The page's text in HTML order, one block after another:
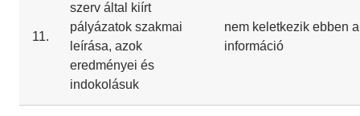
11.
szerv által kiírt
pályázatok szakmai
leírása, azok
eredményei és
indokolásuk
nem keletkezik ebben
információ